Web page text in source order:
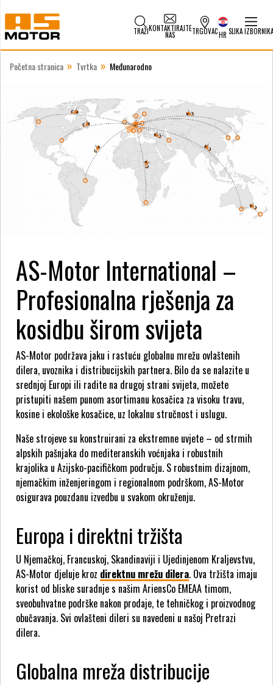
TRAŽIKONTAKTIRAJTE
NAS TRGOVACHR SLIKA IZBORNIKA
Početna stranica » Tvrtka » Međunarodno
AS-Motor International –
Profesionalna rješenja za
kosidbu širom svijeta
AS-Motor podržava jaku i rastuću globalnu mrežu ovlaštenih
dilera, uvoznika i distribucijskih partnera. Bilo da se nalazite u
srednjoj Europi ili radite na drugoj strani svijeta, možete
pristupiti našem punom asortimanu kosačica za visoku travu,
kosine i ekološke kosačice, uz lokalnu stručnost i uslugu.
Naše strojeve su konstruirani za ekstremne uvjete – od strmih
alpskih pašnjaka do mediteranskih voćnjaka i robustnih
krajolika u Azijsko-pacifičkom području. S robustnim dizajnom,
njemačkim inženjeringom i regionalnom podrškom, AS-Motor
osigurava pouzdanu izvedbu u svakom okruženju.
Europa i direktni tržišta
U Njemačkoj, Francuskoj, Skandinaviji i Ujedinjenom Kraljevstvu,
AS-Motor djeluje kroz direktnu mrežu dilera. Ova tržišta imaju
korist od bliske suradnje s našim AriensCo EMEAA timom,
sveobuhvatne podrške nakon prodaje, te tehničkog i proizvodnog
obučavanja. Svi ovlašteni dileri su navedeni u našoj Pretrazi
dilera.
Globalna mreža distribucije